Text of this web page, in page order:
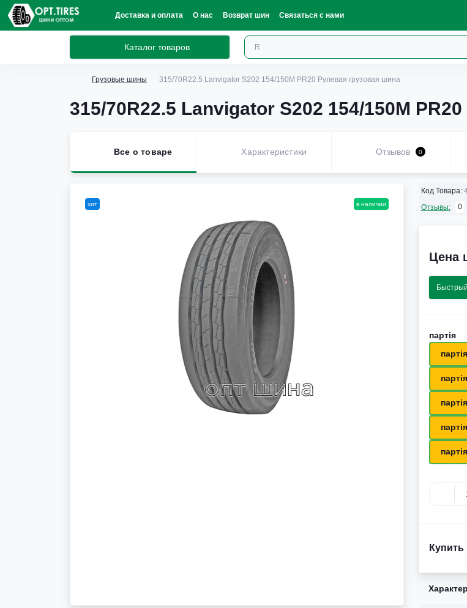
Доставка и оплата О нас Возврат шин Связаться с нами
Каталог товаров
Грузовые шины 315/70R22.5 Lanvigator S202 154/150M PR20 Рулевая грузовая шина
315/70R22.5 Lanvigator S202 154/150M
Все о товаре Характеристики Отзывов 0
хит в наличии
Код Товара:
Отзывы:
0
Цена
партія
Купить